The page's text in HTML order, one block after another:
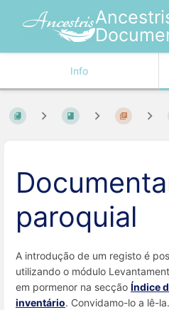
Info
paroquial
A introdução de um registo é
utilizando o módulo
em pormenor na secção Índice
inventário. Convidamo-lo a lê-la.